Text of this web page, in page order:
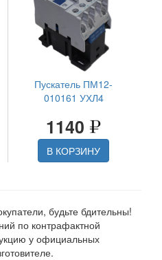
Пускатель ПМ12-
010161 УХЛ4
1140
В КОРЗИНУ
будьте бдительны!
по контрафактной
у официальных